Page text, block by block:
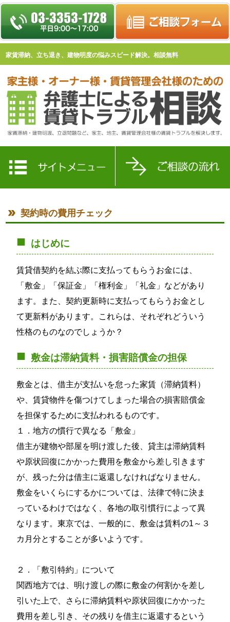
家賃滞納、立ち退き、建物明度の悩みスピード解決。相談無料
契約時の費用チェック
はじめに
賃貸借契約を結ぶ際に支払ってもらうお金には、
「敷金」「保証金」「権利金」「礼金」などがあり
ます。また、契約更新時に支払ってもらうお金とし
て更新料があります。これらは、それぞれどういう
性格のものなのでしょうか？
敷金は滞納賃料・損害賠償金の担保
敷金とは、借主が支払いを怠った家賃（滞納賃料）
や、賃貸物件を傷つけてしまった場合の損害賠償金
を担保するために支払われるものです。
１．地方の慣行で異なる「敷金」
借主が建物や部屋を明け渡した後、貸主は滞納賃料
や原状回復にかかった費用を敷金から差し引きます
が、残った分は借主に返還しなければなりません。
敷金をいくらにするかについては、法律で特に決ま
っているわけではなく、各地の取引慣行によって異
なります。東京では、一般的に、敷金は賃料の1～３
カ月分とすることが多いようです。
２．「敷引特約」について
関西地方では、明け渡しの際に敷金の何割かを差し
引いた上で、さらに滞納賃料や原状回復にかかった
費用を差し引き、その残りを借主に返還するという